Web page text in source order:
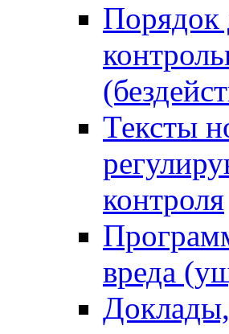
Порядок
Тексты
контроля
вреда